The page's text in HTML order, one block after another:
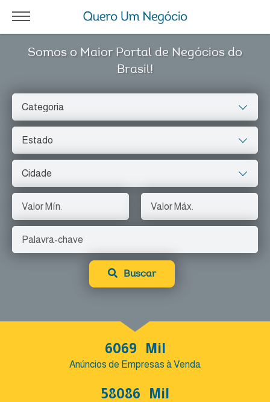
Somos o Maior Portal de Negócios do
Brasil!
Buscar
6069 Mil
Anúncios de Empresas à Venda
58086 Mil